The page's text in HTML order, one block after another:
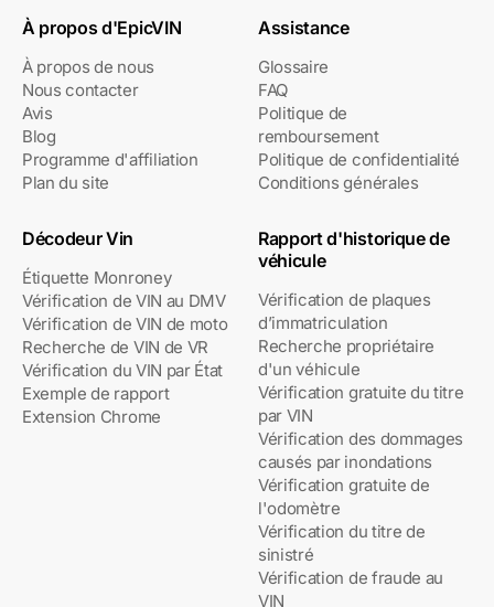
À propos d'EpicVIN
À propos de nous
Nous contacter
Avis
Blog
Programme d'affiliation
Plan du site
Assistance
Glossaire
FAQ
Politique de
remboursement
Politique de confidentialité
Conditions générales
Décodeur Vin
Étiquette Monroney
Vérification de VIN au DMV
Vérification de VIN de moto
Recherche de VIN de VR
Vérification du VIN par État
Exemple de rapport
Extension Chrome
Rapport d'historique de
véhicule
Vérification de plaques
d’immatriculation
Recherche propriétaire
d'un véhicule
Vérification gratuite du titre
par VIN
Vérification des dommages
causés par inondations
Vérification gratuite de
l'odomètre
Vérification du titre de
sinistré
Vérification de fraude au
VIN